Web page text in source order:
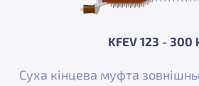
KFEV 123 - 300
Суха кінцева муфта